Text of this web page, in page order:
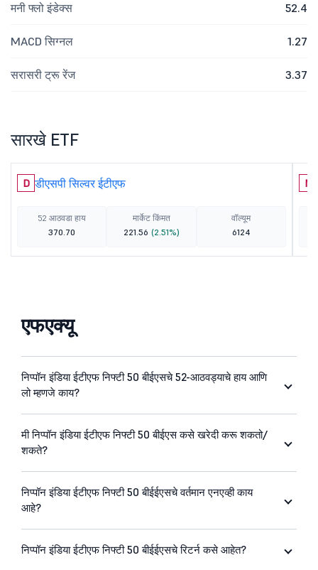
मनी फ्लो इंडेक्स 52.4
MACD सिग्नल 1.27
सरासरी ट्रू रेंज 3.37
सारखे ETF
D डीएसपी सिल्वर ईटीएफ
52 आठवडा हाय
370.70
मार्केट किंमत
221.56 (2.51%)
वॉल्यूम
6124
N
एफएक्यू
निप्पॉन इंडिया ईटीएफ निफ्टी 50 बीईएसचे 52-आठवड्याचे हाय आणि
लो म्हणजे काय?
मी निप्पॉन इंडिया ईटीएफ निफ्टी 50 बीईएस कसे खरेदी करू शकतो/
शकते?
निप्पॉन इंडिया ईटीएफ निफ्टी 50 बीईईएसचे वर्तमान एनएव्ही काय
आहे?
निप्पॉन इंडिया ईटीएफ निफ्टी 50 बीईईएसचे रिटर्न कसे आहेत?